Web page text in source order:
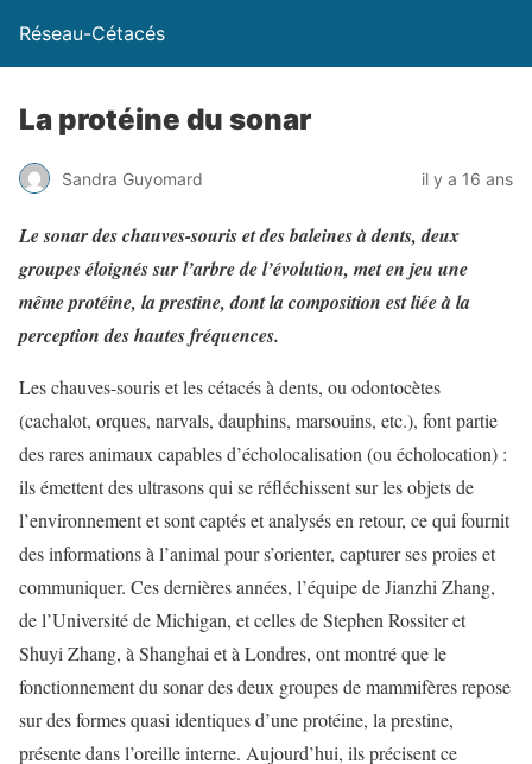
Réseau-Cétacés
La protéine du sonar
Sandra Guyomard il y a 16 ans
Le sonar des chauves-souris et des baleines à dents, deux
groupes éloignés sur l’arbre de l’évolution, met en jeu une
même protéine, la prestine, dont la composition est liée à la
perception des hautes fréquences.
Les chauves-souris et les cétacés à dents, ou odontocètes
(cachalot, orques, narvals, dauphins, marsouins, etc.), font partie
des rares animaux capables d’écholocalisation (ou écholocation) :
ils émettent des ultrasons qui se réfléchissent sur les objets de
l’environnement et sont captés et analysés en retour, ce qui fournit
des informations à l’animal pour s’orienter, capturer ses proies et
communiquer. Ces dernières années, l’équipe de Jianzhi Zhang,
de l’Université de Michigan, et celles de Stephen Rossiter et
Shuyi Zhang, à Shanghai et à Londres, ont montré que le
fonctionnement du sonar des deux groupes de mammifères repose
sur des formes quasi identiques d’une protéine, la prestine,
présente dans l’oreille interne. Aujourd’hui, ils précisent ce